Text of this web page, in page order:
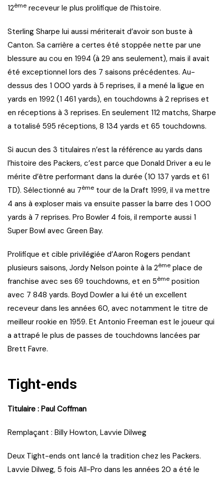
12ème receveur le plus prolifique de l’histoire.
Sterling Sharpe lui aussi mériterait d’avoir son buste à
Canton. Sa carrière a certes été stoppée nette par une
blessure au cou en 1994 (à 29 ans seulement), mais il avait
été exceptionnel lors des 7 saisons précédentes. Au-
dessus des 1 000 yards à 5 reprises, il a mené la ligue en
yards en 1992 (1 461 yards), en touchdowns à 2 reprises et
en réceptions à 3 reprises. En seulement 112 matchs, Sharpe
a totalisé 595 réceptions, 8 134 yards et 65 touchdowns.
Si aucun des 3 titulaires n’est la référence au yards dans
l’histoire des Packers, c’est parce que Donald Driver a eu le
mérite d’être performant dans la durée (10 137 yards et 61
TD). Sélectionné au 7ème tour de la Draft 1999, il va mettre
4 ans à exploser mais va ensuite passer la barre des 1 000
yards à 7 reprises. Pro Bowler 4 fois, il remporte aussi 1
Super Bowl avec Green Bay.
Prolifique et cible privilégiée d’Aaron Rogers pendant
plusieurs saisons, Jordy Nelson pointe à la 2ème place de
franchise avec ses 69 touchdowns, et en 5ème position
avec 7 848 yards. Boyd Dowler a lui été un excellent
receveur dans les années 60, avec notamment le titre de
meilleur rookie en 1959. Et Antonio Freeman est le joueur qui
a attrapé le plus de passes de touchdowns lancées par
Brett Favre.
Tight-ends
Titulaire : Paul Coffman
Remplaçant : Billy Howton, Lavvie Dilweg
Deux Tight-ends ont lancé la tradition chez les Packers.
Lavvie Dilweg, 5 fois All-Pro dans les années 20 a été le